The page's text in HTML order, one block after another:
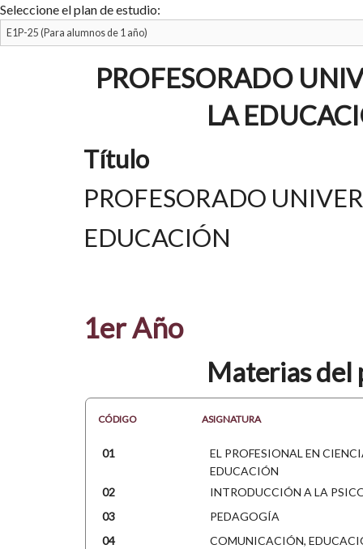
Seleccione el plan de estudio:
PROFESORADO
LA
Título
PROFESORADO
EDUCACIÓN
1er Año
Materias del
CÓDIGO ASIGNATURA
01
EL PROFESIONAL EN
EDUCACIÓN
02
INTRODUCCIÓN A LA
03
PEDAGOGÍA
04
COMUNICACIÓN,